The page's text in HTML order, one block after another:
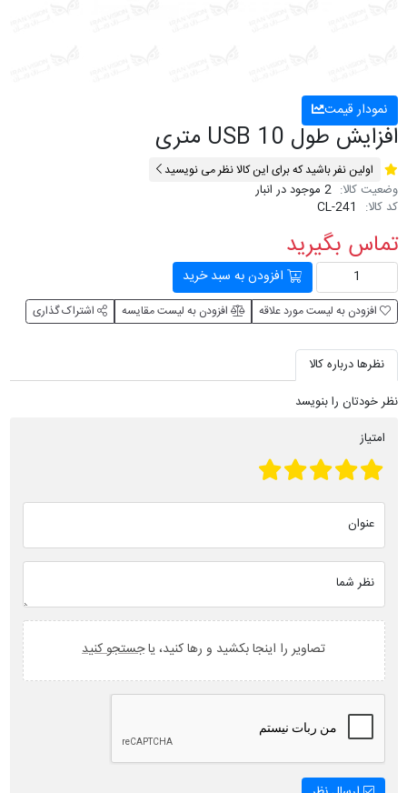
نمودار قیمت
افزایش طول USB 10 متری
اولین نفر باشید که برای این کالا نظر می نویسید
وضعیت کالا: 2 موجود در انبار
کد کالا: CL-241
تماس بگیرید
افزودن به سبد خرید
افزودن به لیست مورد علاقه افزودن به لیست مقایسه اشتراک گذاری
نظرها درباره کالا
نظر خودتان را بنویسد
امتیاز
عنوان
نظر شما
تصاویر را اینجا بکشید و رها کنید، یاجستجو کنید